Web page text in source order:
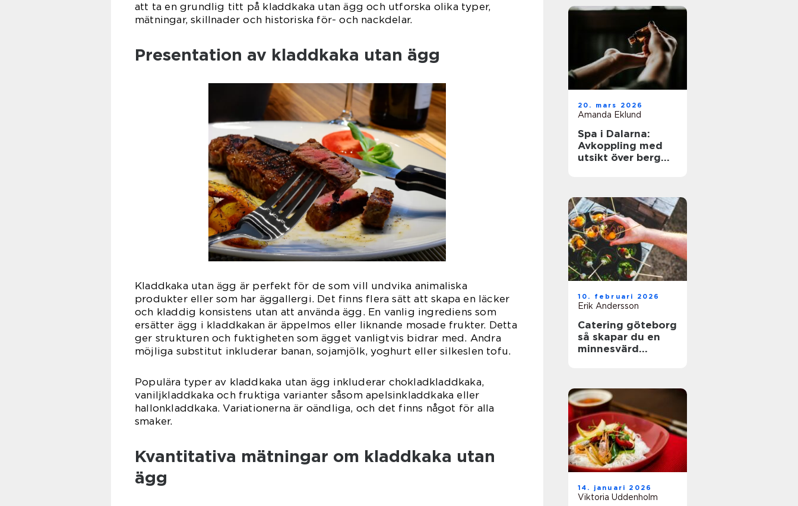
att ta en grundlig titt på kladdkaka utan ägg och utforska olika typer,
mätningar, skillnader och historiska för- och nackdelar.
Presentation av kladdkaka utan ägg
Kladdkaka utan ägg är perfekt för de som vill undvika animaliska
produkter eller som har äggallergi. Det finns flera sätt att skapa en läcker
och kladdig konsistens utan att använda ägg. En vanlig ingrediens som
ersätter ägg i kladdkakan är äppelmos eller liknande mosade frukter. Detta
ger strukturen och fuktigheten som ägget vanligtvis bidrar med. Andra
möjliga substitut inkluderar banan, sojamjölk, yoghurt eller silkeslen tofu.
Populära typer av kladdkaka utan ägg inkluderar chokladkladdkaka,
vaniljkladdkaka och fruktiga varianter såsom apelsinkladdkaka eller
hallonkladdkaka. Variationerna är oändliga, och det finns något för alla
smaker.
Kvantitativa mätningar om kladdkaka utan
ägg
20. mars 2026
Amanda Eklund
Spa i Dalarna:
Avkoppling med
utsikt över berg
10. februari 2026
Erik Andersson
Catering göteborg
så skapar du en
minnesvärd
14. januari 2026
Viktoria Uddenholm